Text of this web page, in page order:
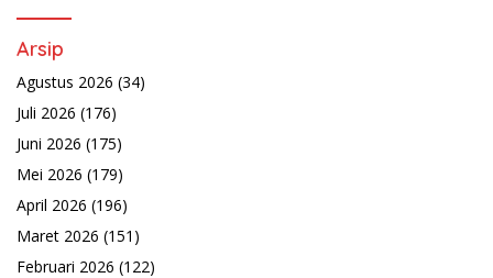
Arsip
Agustus 2026 (34)
Juli 2026 (176)
Juni 2026 (175)
Mei 2026 (179)
April 2026 (196)
Maret 2026 (151)
Februari 2026 (122)